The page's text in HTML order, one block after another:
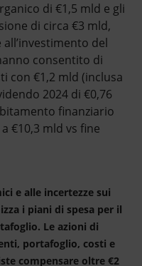
di €1,5 mld e gli
di circa €3 mld,
del
consentito di
con €1,2 mld (inclusa
2024 di €0,76
finanziario
€10,3 mld vs fine
e alle incertezze sui
i piani di spesa per il
. Le azioni di
portafoglio, costi e
compensare oltre €2